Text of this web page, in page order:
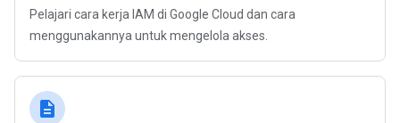
Pelajari cara kerja IAM di Google Cloud dan cara
menggunakannya untuk mengelola akses.
description